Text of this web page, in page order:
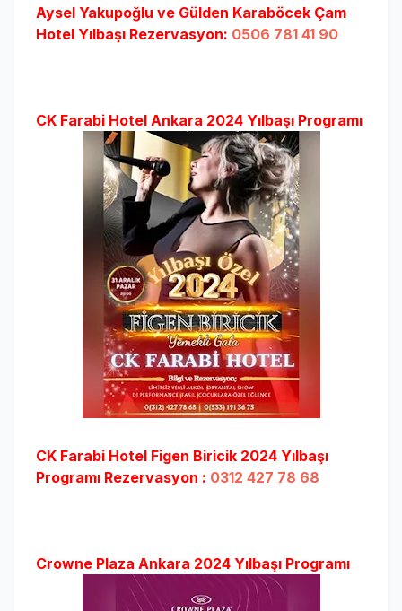
Aysel Yakupoğlu ve Gülden Karaböcek Çam
Hotel Yılbaşı Rezervasyon: 0506 781 41 90
CK Farabi Hotel Ankara 2024 Yılbaşı Programı
CK Farabi Hotel Figen Biricik 2024 Yılbaşı
Programı Rezervasyon : 0312 427 78 68
Crowne Plaza Ankara 2024 Yılbaşı Programı